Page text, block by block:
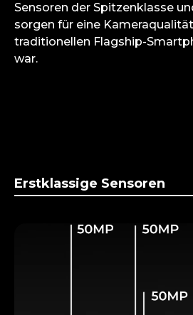
Sensoren der Spitzenklasse
sorgen für eine
traditionellen Flagship-
war.
Erstklassige Sensoren